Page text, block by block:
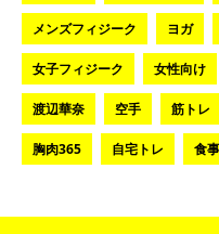
メンズフィジーク ヨガ
女子フィジーク 女性向け
渡辺華奈 空手 筋トレ
胸肉365 自宅トレ 食